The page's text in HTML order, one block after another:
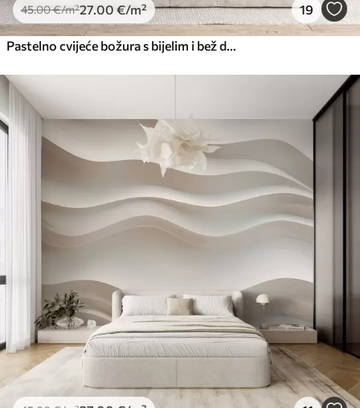
45.00€/m²27 .00 €/m² 19